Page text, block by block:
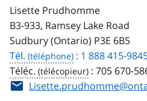
Lisette Prudhomme
B3-933, Ramsey Lake Road
Sudbury (Ontario) P3E 6B5
Tél.
: 1 888 415-
Téléc.
: 705 670-